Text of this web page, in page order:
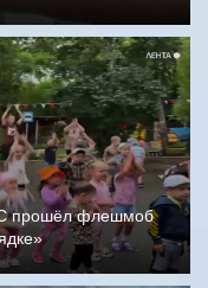
прошёл флешмоб